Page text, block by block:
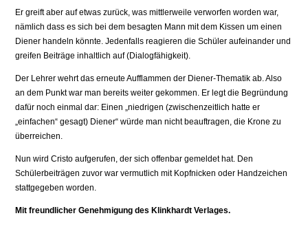
Er greift aber auf etwas zurück, was mittlerweile verworfen worden war,
nämlich dass es sich bei dem besagten Mann mit dem Kissen um einen
Diener handeln könnte. Jedenfalls reagieren die Schüler aufeinander und
greifen Beiträge inhaltlich auf (Dialogfähigkeit).
Der Lehrer wehrt das erneute Aufflammen der Diener-Thematik ab. Also
an dem Punkt war man bereits weiter gekommen. Er legt die Begründung
dafür noch einmal dar: Einen „niedrigen (zwischenzeitlich hatte er
„einfachen“ gesagt) Diener“ würde man nicht beauftragen, die Krone zu
überreichen.
Nun wird Cristo aufgerufen, der sich offenbar gemeldet hat. Den
Schülerbeiträgen zuvor war vermutlich mit Kopfnicken oder Handzeichen
stattgegeben worden.
Mit freundlicher Genehmigung des Klinkhardt Verlages.